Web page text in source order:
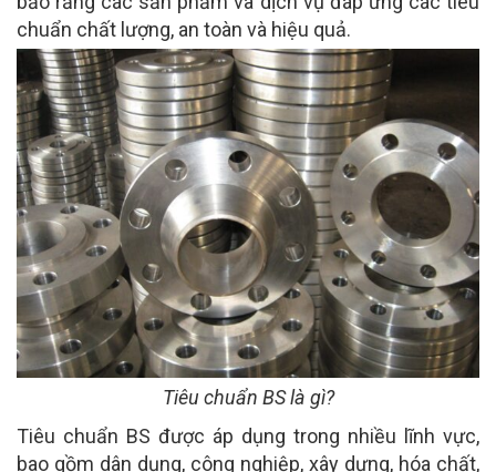
chuẩn chất lượng, an toàn và hiệu quả.
Tiêu chuẩn BS là gì?
Tiêu chuẩn BS được áp dụng trong nhiều lĩnh vực,
bao gồm dân dụng, công nghiệp, xây dựng, hóa chất,